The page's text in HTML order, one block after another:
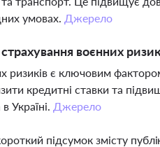
умовах. Джерело
воєнних
ризиків є ключовим
кредитні ставки та
Україні. Джерело
підсумок змісту